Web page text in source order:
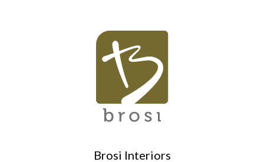
Brosi Interiors